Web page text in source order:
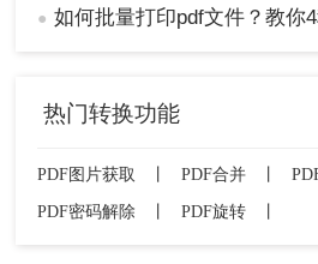
● 如何批量打印pdf文件？教你4
热门转换功能
PDF图片获取 PDF合并
PDF密码解除
PDF旋转